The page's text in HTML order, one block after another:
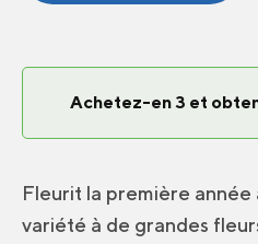
Achetez-en 3 et
Fleurit la première
variété à de grandes